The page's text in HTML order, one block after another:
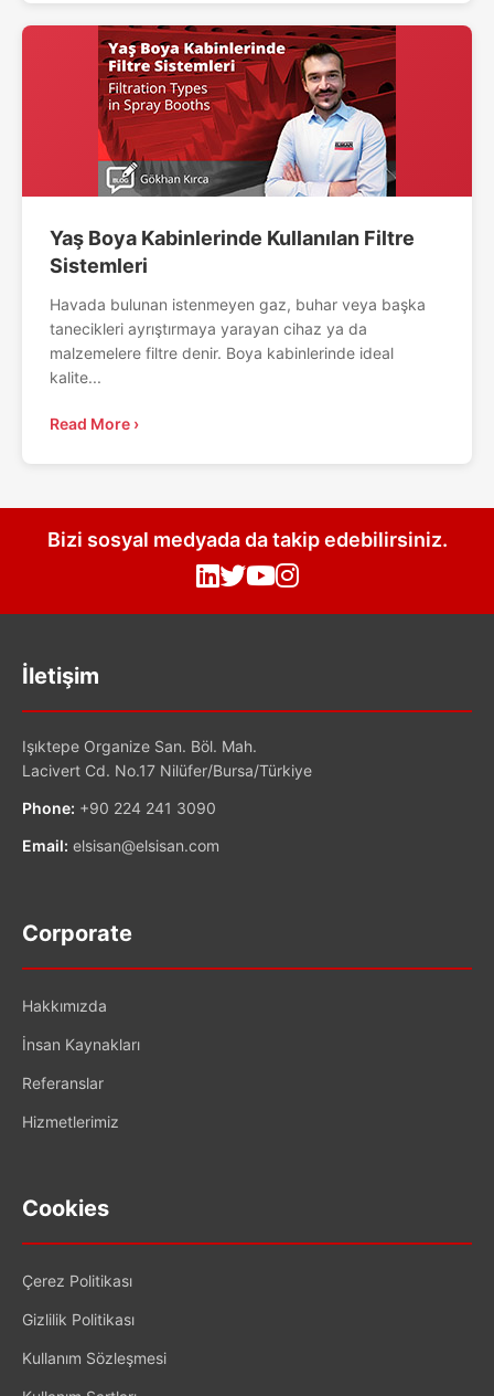
Yaş Boya Kabinlerinde Kullanılan Filtre
Sistemleri
Havada bulunan istenmeyen gaz, buhar veya başka
tanecikleri ayrıştırmaya yarayan cihaz ya da
malzemelere filtre denir. Boya kabinlerinde ideal
kalite...
Read More ›
Bizi sosyal medyada da takip edebilirsiniz.
İletişim
Işıktepe Organize San. Böl. Mah.
Lacivert Cd. No.17 Nilüfer/Bursa/Türkiye
Phone: +90 224 241 3090
Email: elsisan@elsisan.com
Corporate
Hakkımızda
İnsan Kaynakları
Referanslar
Hizmetlerimiz
Cookies
Çerez Politikası
Gizlilik Politikası
Kullanım Sözleşmesi